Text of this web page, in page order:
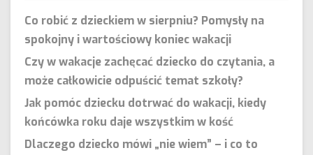
Co robić z dzieckiem w sierpniu? Pomysły na
spokojny i wartościowy koniec wakacji
Czy w wakacje zachęcać dziecko do czytania, a
może całkowicie odpuścić temat szkoły?
Jak pomóc dziecku dotrwać do wakacji, kiedy
końcówka roku daje wszystkim w kość
Dlaczego dziecko mówi „nie wiem” – i co to